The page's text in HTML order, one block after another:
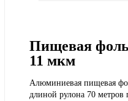
Пищевая
11 мкм
Алюминиевая пищевая
длиной рулона 70 метров